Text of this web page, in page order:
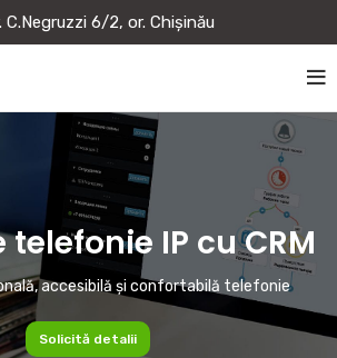
6/2, or. Chișinău
IP cu CRM
accesibilă și confortabilă telefonie
Solicită detalii